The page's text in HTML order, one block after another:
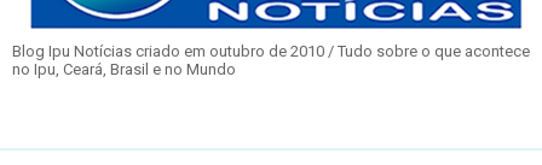
Blog Ipu Notícias criado em outubro de 2010 / Tudo sobre o que acontece
no Ipu, Ceará, Brasil e no Mundo